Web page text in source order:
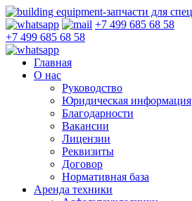
+7 499 685 68 58
+7 499 685 68 58
Главная
О нас
Руководство
Юридическая информация
Благодарности
Вакансии
Лицензии
Реквизиты
Договор
Нормативная база
Аренда техники